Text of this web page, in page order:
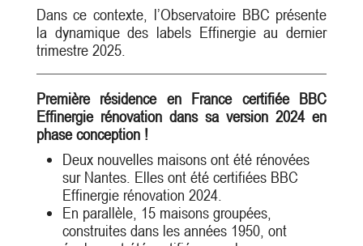
Dans ce contexte, l’Observatoire BBC présente
la dynamique des labels Effinergie au dernier
trimestre 2025.
Première résidence en France certifiée BBC
Effinergie rénovation dans sa version 2024 en
phase conception !
Deux nouvelles maisons ont été rénovées
sur Nantes. Elles ont été certifiées BBC
Effinergie rénovation 2024.
En parallèle, 15 maisons groupées,
construites dans les années 1950, ont